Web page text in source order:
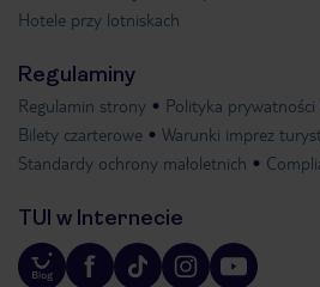
Hotele przy lotniskach
Regulaminy
Regulamin strony Polityka prywatności
Bilety czarterowe
Warunki imprez
Standardy ochrony małoletnich
TUI w Internecie